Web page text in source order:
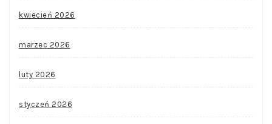
kwiecień 2026
marzec 2026
luty 2026
styczeń 2026